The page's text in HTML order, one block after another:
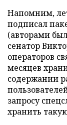
Напомним,
подписал
(авторами
сенатор
операторов
месяцев
содержании
запросу
хранить